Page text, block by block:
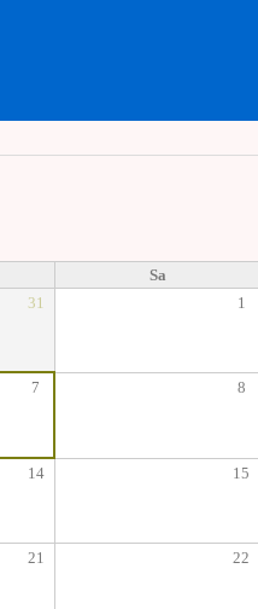
Sa
31 1
7 8
14 15
21 22